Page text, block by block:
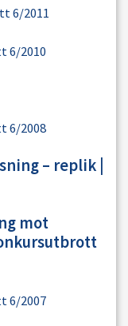
6/2011
6/2010
6/2008
– replik
mot
6/2007